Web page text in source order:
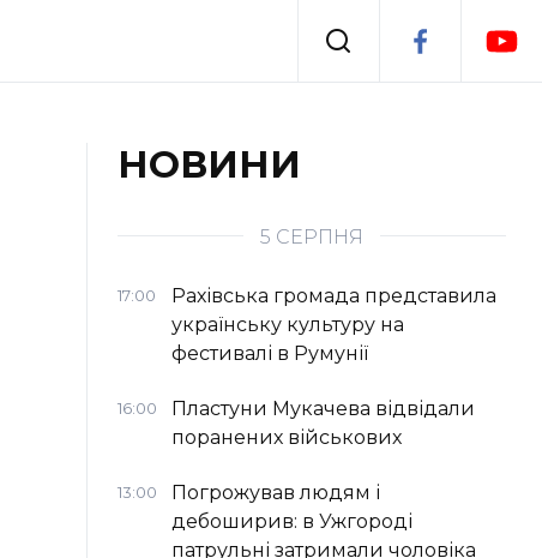
Події
НОВИНИ
5 СЕРПНЯ
17:00
Рахівська громада представила
українську культуру на
фестивалі в Румунії
16:00
Пластуни Мукачева відвідали
поранених військових
13:00
Погрожував людям і
дебоширив: в Ужгороді
патрульні затримали чоловіка